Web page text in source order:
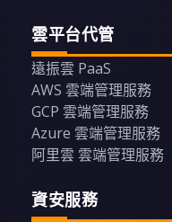
雲平台代管
遠振雲 PaaS
AWS 雲端管理服務
GCP 雲端管理服務
Azure 雲端管理服務
阿里雲 雲端管理服務
資安服務